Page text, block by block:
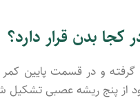
بدن قرار دارد؟
و در قسمت پایین
پنج ریشه عصبی تشکیل